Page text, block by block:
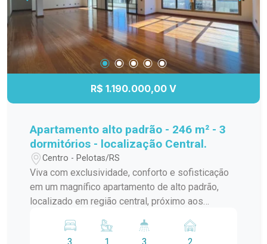
R$ 1.190.000,00 V
Apartamento alto padrão - 246 m² - 3
dormitórios - localização Central.
Centro - Pelotas/RS
Viva com exclusividade, conforto e sofisticação
em um magnífico apartamento de alto padrão,
localizado em região central, próximo aos